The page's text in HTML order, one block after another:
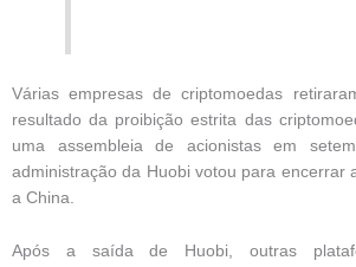
Várias empresas de criptomoedas
resultado da proibição estrita das
uma assembleia de acionistas em
administração da Huobi votou para encerrar
a China.
Após a saída de Huobi, outras